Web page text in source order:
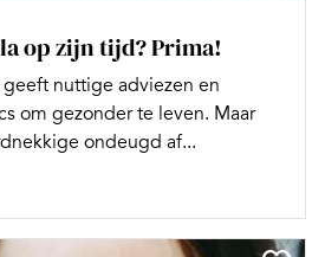
op zijn tijd? Prima!
geeft nuttige adviezen en
om gezonder te leven. Maar
ondeugd af...